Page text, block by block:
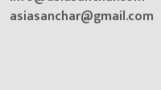
asiasanchar@gmail.com